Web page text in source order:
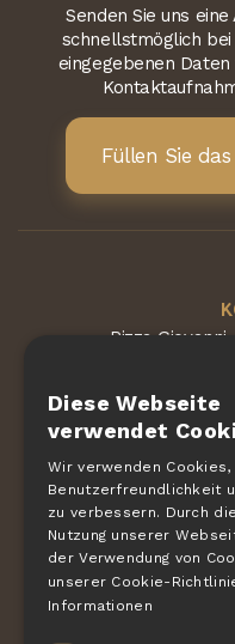
Senden Sie uns
schnellstmöglich
eingegebenen
Füllen Sie
Pizza Giovanni
Geschützt
Diese Webseite
verwendet
Wir verwenden Cookies,
Benutzerfreundlichkeit
zu verbessern. Durch
Nutzung unserer
der Verwendung von
unserer Cookie-
Informationen